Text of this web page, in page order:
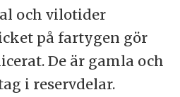
och vilotider
på fartygen gör
De är gamla och
i reservdelar.